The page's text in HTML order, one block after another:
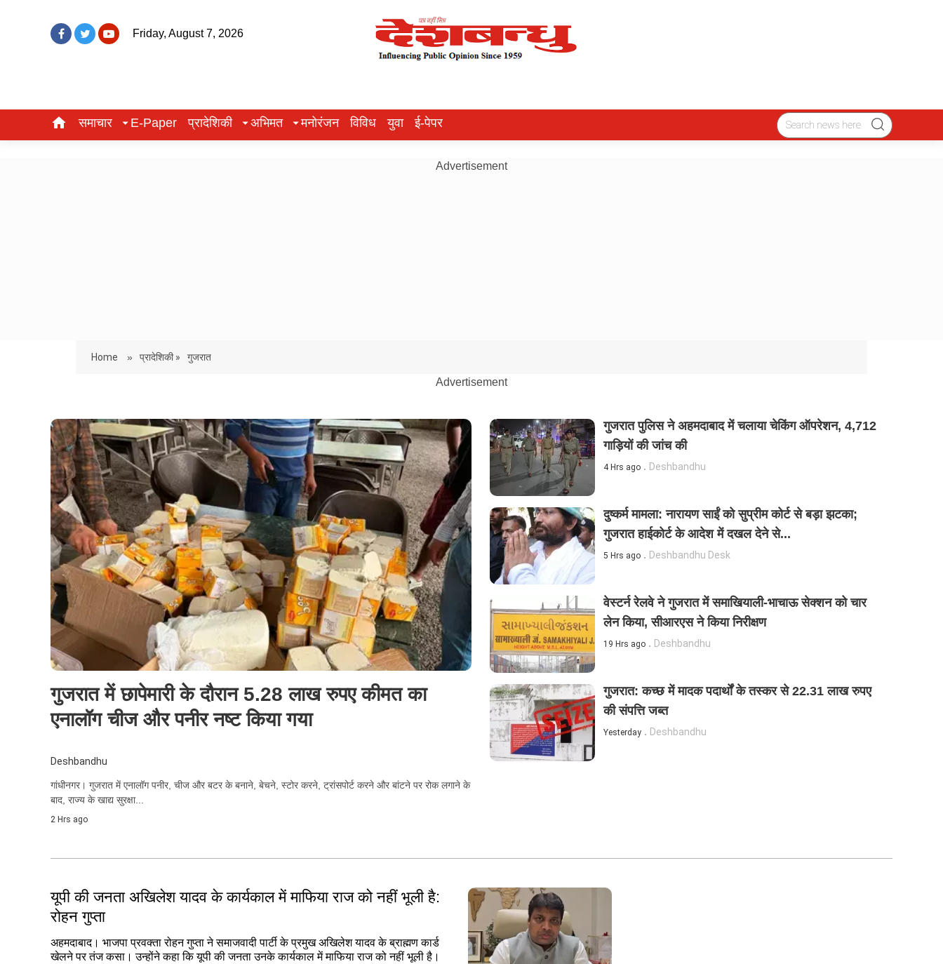
Friday, August 7, 2026
समाचार E-Paper प्रादेशिकी अभिमत मनोरंजन विविध युवा ई-पेपर
Advertisement
Home » प्रादेशिकी » गुजरात
Advertisement
गुजरात में छापेमारी के दौरान 5.28 लाख रुपए कीमत का
एनालॉग चीज और पनीर नष्ट किया गया
Deshbandhu
गांधीनगर। गुजरात में एनालॉग पनीर, चीज और बटर के बनाने, बेचने, स्टोर करने, ट्रांसपोर्ट करने और बांटने पर रोक लगाने के
बाद, राज्य के खाद्य सुरक्षा...
2 Hrs ago
गुजरात पुलिस ने अहमदाबाद में चलाया चेकिंग ऑपरेशन, 4,712
गाड़ियों की जांच की
4 Hrs ago Deshbandhu
दुष्कर्म मामला: नारायण साईं को सुप्रीम कोर्ट से बड़ा झटका;
गुजरात हाईकोर्ट के आदेश में दखल देने से...
5 Hrs ago Deshbandhu Desk
वेस्टर्न रेलवे ने गुजरात में समाखियाली-भाचाऊ सेक्शन को चार
लेन किया, सीआरएस ने किया निरीक्षण
19 Hrs ago Deshbandhu
गुजरात: कच्छ में मादक पदार्थों के तस्कर से 22.31 लाख रुपए
की संपत्ति जब्त
Yesterday Deshbandhu
यूपी की जनता अखिलेश यादव के कार्यकाल में माफिया राज को नहीं भूली है:
रोहन गुप्ता
अहमदाबाद। भाजपा प्रवक्ता रोहन गुप्ता ने समाजवादी पार्टी के प्रमुख अखिलेश यादव के ब्राह्मण कार्ड
खेलने पर तंज कसा। उन्होंने कहा कि यूपी की जनता उनके कार्यकाल में माफिया राज को नहीं भूली है।